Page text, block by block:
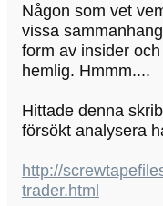
Någon som vet
vissa
form av insider
hemlig. Hmmm....
Hittade denna
försökt analysera
http://
trader.html